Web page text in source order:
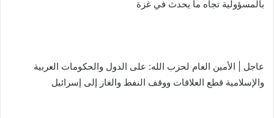
بالمسؤولية تجاه ما يحدث في غزة
عاجل | الأمين العام لحزب الله: على الدول والحكومات العربية
والإسلامية قطع العلاقات ووقف النفط والغاز إلى إسرائيل